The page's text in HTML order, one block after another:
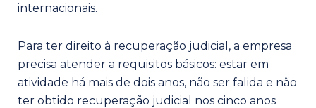
internacionais.
Para ter direito à recuperação judicial, a empresa
precisa atender a requisitos básicos: estar em
atividade há mais de dois anos, não ser falida e não
ter obtido recuperação judicial nos cinco anos